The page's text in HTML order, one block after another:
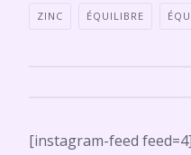
ZINC ÉQUILIBRE
[instagram-feed feed=4]